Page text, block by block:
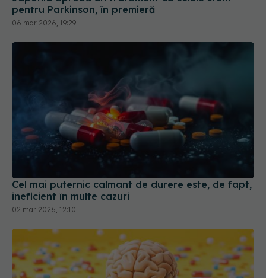
Cel mai puternic calmant de durere este, de fapt,
ineficient în multe cazuri
02 mar 2026, 12:10